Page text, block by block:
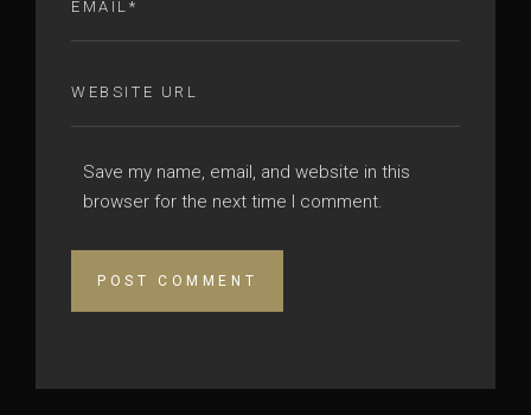
Save my name, email, and website in this
browser for the next time I comment.